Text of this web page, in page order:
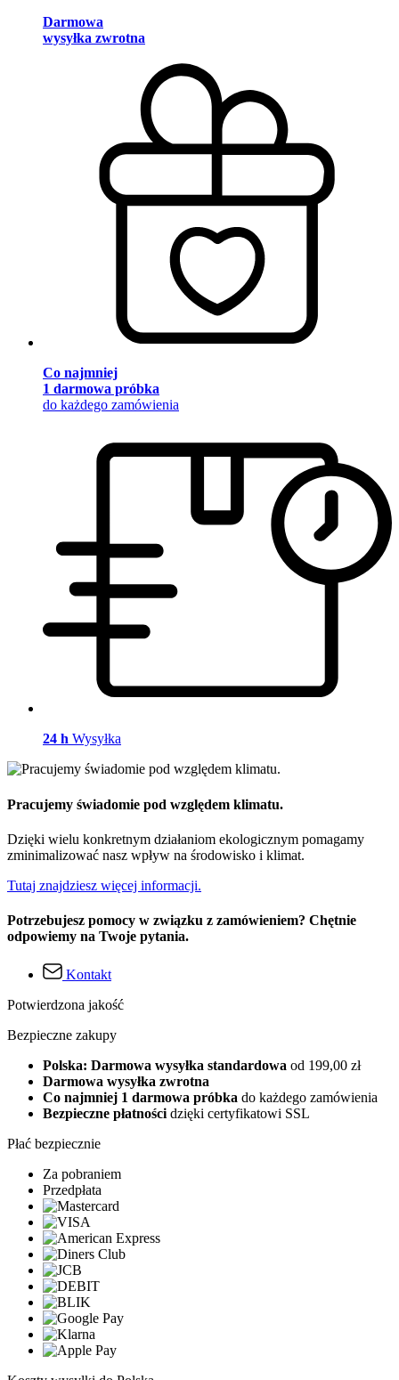
Darmowa
wysyłka zwrotna
Co najmniej
1 darmowa próbka
do każdego zamówienia
24 h Wysyłka
Pracujemy świadomie pod względem klimatu.
Dzięki wielu konkretnym działaniom ekologicznym pomagamy
zminimalizować nasz wpływ na środowisko i klimat.
Tutaj znajdziesz więcej informacji.
Potrzebujesz pomocy w związku z zamówieniem? Chętnie
odpowiemy na Twoje pytania.
Kontakt
Potwierdzona jakość
Bezpieczne zakupy
Polska: Darmowa wysyłka standardowa od 199,00 zł
Darmowa wysyłka zwrotna
Co najmniej 1 darmowa próbka do każdego zamówienia
Bezpieczne płatności dzięki certyfikatowi SSL
Płać bezpiecznie
Za pobraniem
Przedpłata